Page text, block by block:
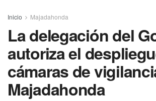
Inicio Majadahonda
La delegación del
autoriza el
cámaras de
Majadahonda